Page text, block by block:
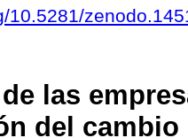
10.5281/
las
del